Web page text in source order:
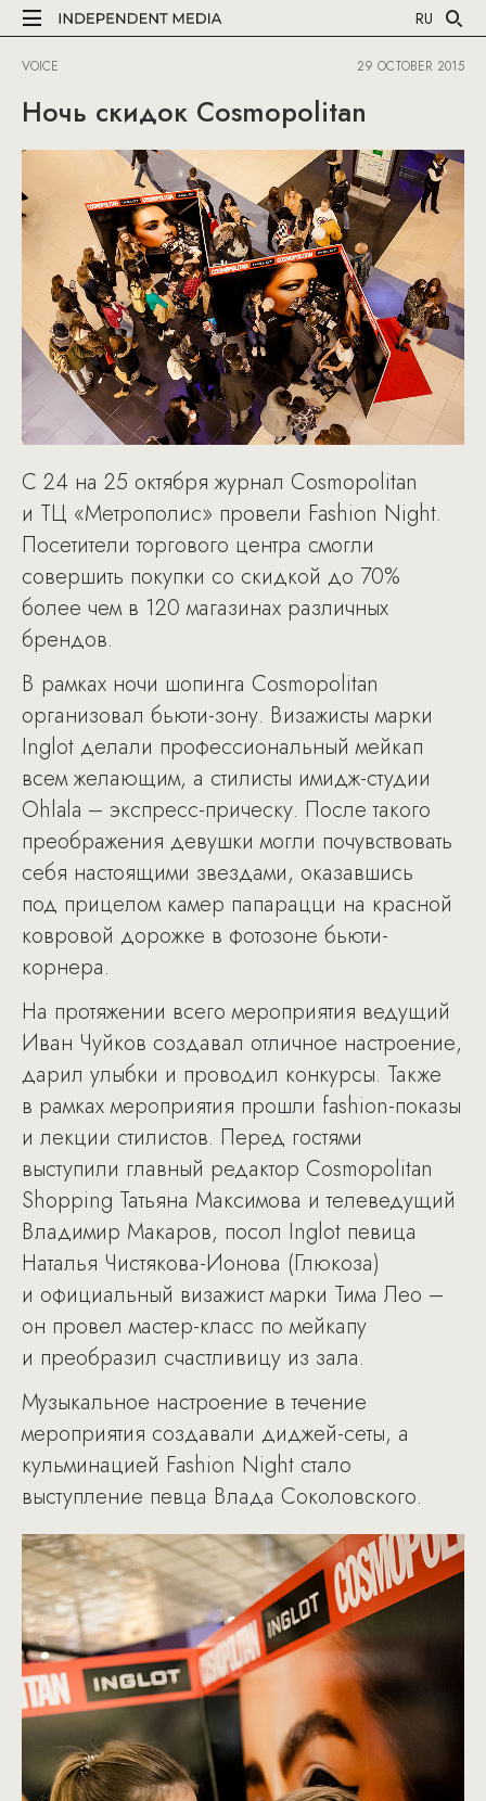
RU
VOICE 29 OCTOBER 2015
Ночь скидок Cosmopolitan
С 24 на 25 октября журнал Cosmopolitan
и ТЦ «Метрополис» провели Fashion Night.
Посетители торгового центра смогли
совершить покупки со скидкой до 70%
более чем в 120 магазинах различных
брендов.
В рамках ночи шопинга Cosmopolitan
организовал бьюти-зону. Визажисты марки
Inglot делали профессиональный мейкап
всем желающим, а стилисты имидж-студии
Ohlala – экспресс-прическу. После такого
преображения девушки могли почувствовать
себя настоящими звездами, оказавшись
под прицелом камер папарацци на красной
ковровой дорожке в фотозоне бьюти-
корнера.
На протяжении всего мероприятия ведущий
Иван Чуйков создавал отличное настроение,
дарил улыбки и проводил конкурсы. Также
в рамках мероприятия прошли fashion-показы
и лекции стилистов. Перед гостями
выступили главный редактор Cosmopolitan
Shopping Татьяна Максимова и телеведущий
Владимир Макаров, посол Inglot певица
Наталья Чистякова-Ионова (Глюкоза)
и официальный визажист марки Тима Лео –
он провел мастер-класс по мейкапу
и преобразил счастливицу из зала.
Музыкальное настроение в течение
мероприятия создавали диджей-сеты, а
кульминацией Fashion Night стало
выступление певца Влада Соколовского.